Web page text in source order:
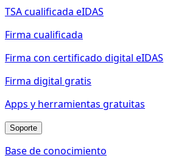
TSA cualificada eIDAS
Firma cualificada
Firma con certificado digital eIDAS
Firma digital gratis
Apps y herramientas gratuitas
Soporte
Base de conocimiento